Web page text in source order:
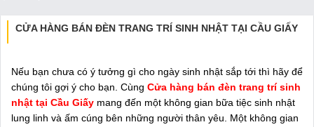
CỬA HÀNG BÁN ĐÈN TRANG TRÍ SINH NHẬT TẠI CẦU GIẤY
Nếu bạn chưa có ý tưởng gì cho ngày sinh nhật sắp tới thì hãy để
chúng tôi gợi ý cho bạn. Cùng Cửa hàng bán đèn trang trí sinh
nhật tại Cầu Giấy mang đến một không gian bữa tiệc sinh nhật
lung linh và ấm cúng bên những người thân yêu. Một không gian